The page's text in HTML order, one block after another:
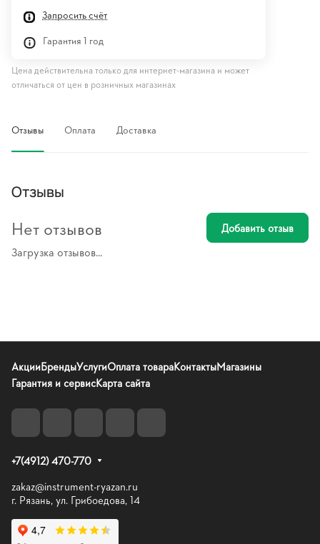
Запросить счёт
Гарантия 1 год
Цена действительна только для интернет-магазина и может
отличаться от цен в розничных магазинах
Отзывы Оплата Доставка
Отзывы
Загрузка отзывов...
Нет отзывов Добавить отзыв
АкцииБрендыУслугиОплата товараКонтактыМагазины
Гарантия и сервисКарта сайта
+7(4912) 470-770
zakaz@instrument-ryazan.ru
г. Рязань, ул. Грибоедова, 14